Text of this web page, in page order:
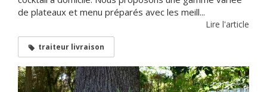
de plateaux et menu préparés avec les meill...
Lire l'article
traiteur livraison